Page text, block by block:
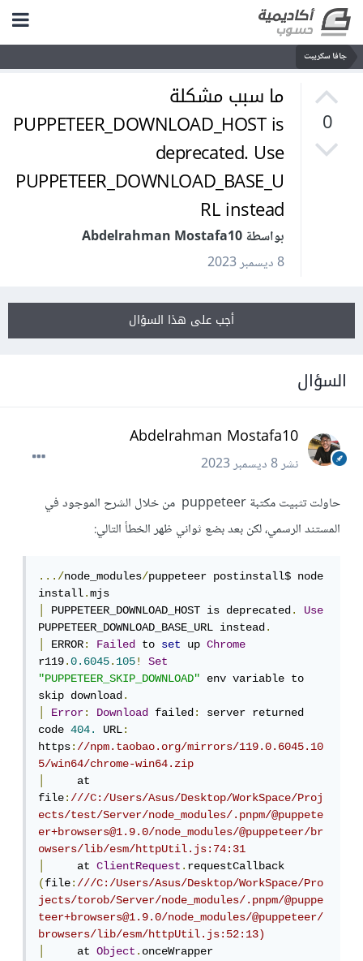
جافا سكريبت
0
ما سبب مشكلة
PUPPETEER_DOWNLOAD_HOST is
deprecated. Use
PUPPETEER_DOWNLOAD_BASE_U
RL instead
بواسطة Abdelrahman Mostafa10
8 ديسمبر 2023
أجب على هذا السؤال
السؤال
Abdelrahman Mostafa10
نشر8 ديسمبر 2023
حاولت تثبيت مكتبة puppeteer من خلال الشرح الموجود في
المستند الرسمي، لكن بعد بضع ثواني ظهر الخطأ التالي:
.../node_modules/puppeteer postinstall$ node
install.
PUPPETEER_DOWNLOAD_HOST is deprecated.
Use
PUPPETEER_DOWNLOAD_BASE_URL instead.
ERROR: Failed to set up Chrome
r119.0.6045.105!
Set
"PUPPETEER_SKIP_DOWNLOAD"
env variable to
skip download.
Error: Download failed:
server returned
code 404. URL:
https://npm.taobao.org/mirrors/119.0.6045.10
5/win64/chrome-win64.zip
     at
file:///C:/Users/Asus/Desktop/WorkSpace/Proj
ects/test/Server/node_modules/.pnpm/@puppete
er+browsers@1.9.0/node_modules/@puppeteer/br
owsers/lib/esm/httpUtil.js:74:31
     at
ClientRequest.
(file:///C:/Users/Asus/Desktop/WorkSpace/Pro
jects/torob/Server/node_modules/.pnpm/@puppe
teer+browsers@1.9.0/node_modules/@puppeteer/
browsers/lib/esm/httpUtil.js:52:13)
     at
Object.